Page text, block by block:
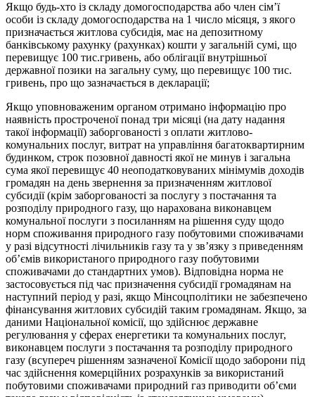
Якщо будь-хто із складу домогосподарства або член сім’ї
особи із складу домогосподарства на 1 число місяця, з якого
призначається житлова субсидія, має на депозитному
банківському рахунку (рахунках) кошти у загальній сумі, що
перевищує 100 тис.гривень, або облігації внутрішньої
державної позики на загальну суму, що перевищує 100 тис.
гривень, про що зазначається в декларації;
Якщо уповноваженим органом отримано інформацію про
наявність простроченої понад три місяці (на дату надання
такої інформації) заборгованості з оплати житлово-
комунальних послуг, витрат на управління багатоквартирним
будинком, строк позовної давності якої не минув і загальна
сума якої перевищує 40 неоподатковуваних мінімумів доходів
громадян на день звернення за призначенням житлової
субсидії (крім заборгованості за послугу з постачання та
розподілу природного газу, що нарахована виконавцем
комунальної послуги з посиланням на рішення суду щодо
норм споживання природного газу побутовими споживачами
у разі відсутності лічильників газу та у зв’язку з приведенням
об’ємів використаного природного газу побутовими
споживачами до стандартних умов). Відповідна норма не
застосовується під час призначення субсидії громадянам на
наступний період у разі, якщо Мінсоцполітики не забезпечено
фінансування житлових субсидій таким громадянам. Якщо, за
даними Національної комісії, що здійснює державне
регулювання у сферах енергетики та комунальних послуг,
виконавцем послуги з постачання та розподілу природного
газу (всупереч рішенням зазначеної Комісії щодо заборони під
час здійснення комерційних розрахунків за використаний
побутовими споживачами природний газ приводити об’єми